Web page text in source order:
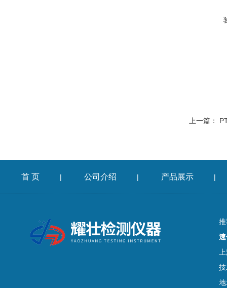
上一篇：
首 页 | 公司介绍 | 产品展示 |